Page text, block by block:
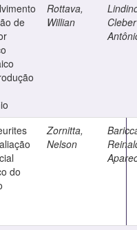
de
Rottava,
Willian
Cleber
do
Zornitta,
Nelson